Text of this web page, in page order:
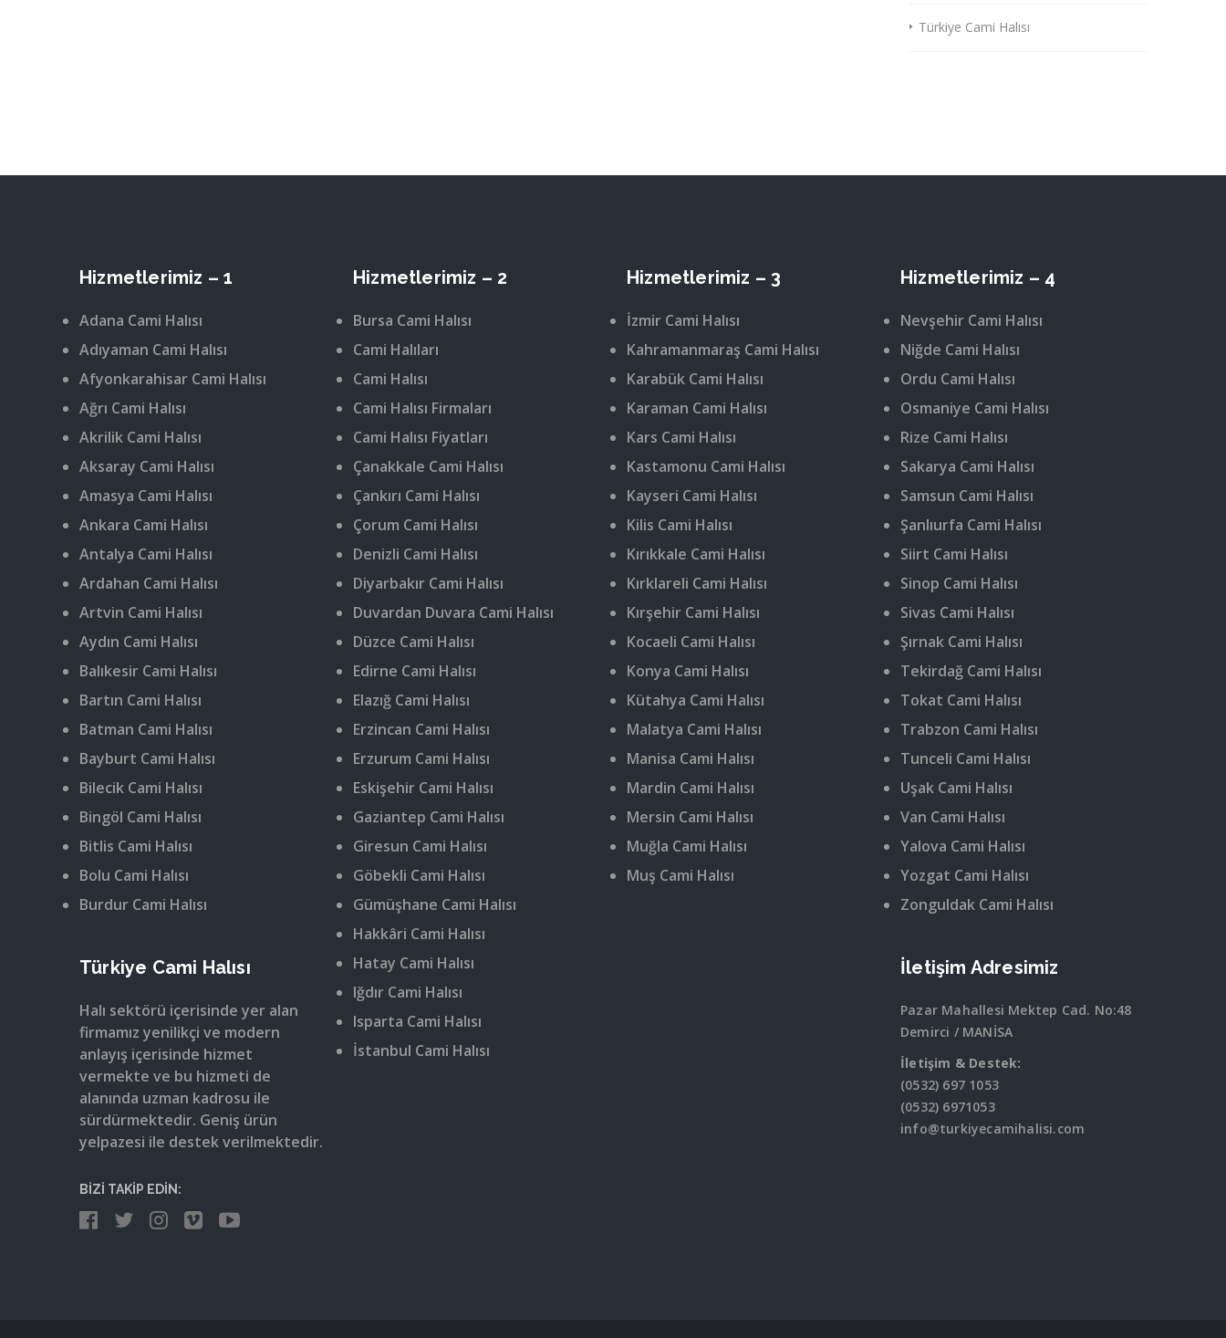
Türkiye Cami Halısı
Hizmetlerimiz – 1
Adana Cami Halısı
Adıyaman Cami Halısı
Afyonkarahisar Cami Halısı
Ağrı Cami Halısı
Akrilik Cami Halısı
Aksaray Cami Halısı
Amasya Cami Halısı
Ankara Cami Halısı
Antalya Cami Halısı
Ardahan Cami Halısı
Artvin Cami Halısı
Aydın Cami Halısı
Balıkesir Cami Halısı
Bartın Cami Halısı
Batman Cami Halısı
Bayburt Cami Halısı
Bilecik Cami Halısı
Bingöl Cami Halısı
Bitlis Cami Halısı
Bolu Cami Halısı
Burdur Cami Halısı
Türkiye Cami Halısı
Halı sektörü içerisinde yer alan
firmamız yenilikçi ve modern
anlayış içerisinde hizmet
vermekte ve bu hizmeti de
alanında uzman kadrosu ile
sürdürmektedir. Geniş ürün
yelpazesi ile destek verilmektedir.
BİZİ TAKİP EDİN:
Hizmetlerimiz – 2
Bursa Cami Halısı
Cami Halıları
Cami Halısı
Cami Halısı Firmaları
Cami Halısı Fiyatları
Çanakkale Cami Halısı
Çankırı Cami Halısı
Çorum Cami Halısı
Denizli Cami Halısı
Diyarbakır Cami Halısı
Duvardan Duvara Cami Halısı
Düzce Cami Halısı
Edirne Cami Halısı
Elazığ Cami Halısı
Erzincan Cami Halısı
Erzurum Cami Halısı
Eskişehir Cami Halısı
Gaziantep Cami Halısı
Giresun Cami Halısı
Göbekli Cami Halısı
Gümüşhane Cami Halısı
Hakkâri Cami Halısı
Hatay Cami Halısı
Iğdır Cami Halısı
Isparta Cami Halısı
İstanbul Cami Halısı
Hizmetlerimiz – 3
İzmir Cami Halısı
Kahramanmaraş Cami Halısı
Karabük Cami Halısı
Karaman Cami Halısı
Kars Cami Halısı
Kastamonu Cami Halısı
Kayseri Cami Halısı
Kilis Cami Halısı
Kırıkkale Cami Halısı
Kırklareli Cami Halısı
Kırşehir Cami Halısı
Kocaeli Cami Halısı
Konya Cami Halısı
Kütahya Cami Halısı
Malatya Cami Halısı
Manisa Cami Halısı
Mardin Cami Halısı
Mersin Cami Halısı
Muğla Cami Halısı
Muş Cami Halısı
Hizmetlerimiz – 4
Nevşehir Cami Halısı
Niğde Cami Halısı
Ordu Cami Halısı
Osmaniye Cami Halısı
Rize Cami Halısı
Sakarya Cami Halısı
Samsun Cami Halısı
Şanlıurfa Cami Halısı
Siirt Cami Halısı
Sinop Cami Halısı
Sivas Cami Halısı
Şırnak Cami Halısı
Tekirdağ Cami Halısı
Tokat Cami Halısı
Trabzon Cami Halısı
Tunceli Cami Halısı
Uşak Cami Halısı
Van Cami Halısı
Yalova Cami Halısı
Yozgat Cami Halısı
Zonguldak Cami Halısı
İletişim Adresimiz
Pazar Mahallesi Mektep Cad. No:48
Demirci / MANİSA
İletişim & Destek:
(0532) 697 1053
(0532) 6971053
info@turkiyecamihalisi.com